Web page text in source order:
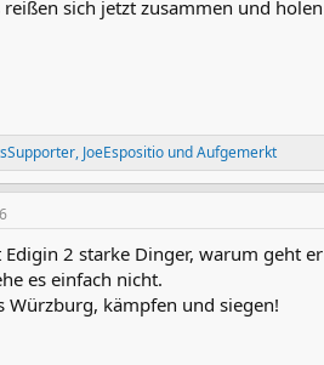
reißen sich jetzt zusammen und
, JoeEspositio undAufgemerkt
Edigin 2 starke Dinger, warum geht
es einfach nicht.
Würzburg, kämpfen und siegen!